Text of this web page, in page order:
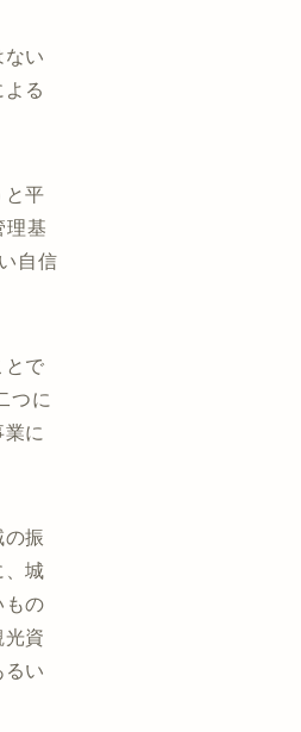
い
る
と平
理基
自信
とで
つに
に
振
、城
もの
資
い